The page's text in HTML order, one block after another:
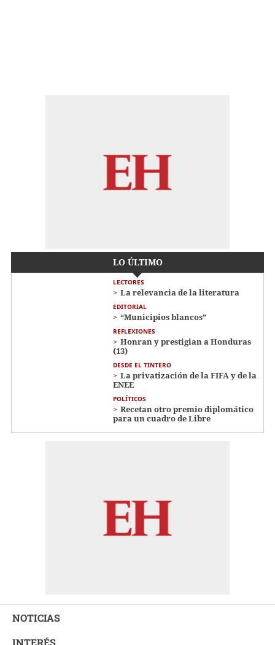
LO ÚLTIMO
LECTORES
La relevancia de la literatura
EDITORIAL
“Municipios blancos”
REFLEXIONES
Honran y prestigian a Honduras
(13)
DESDE EL TINTERO
La privatización de la FIFA y de la
ENEE
POLÍTICOS
Recetan otro premio diplomático
para un cuadro de Libre
NOTICIAS
INTERÉS